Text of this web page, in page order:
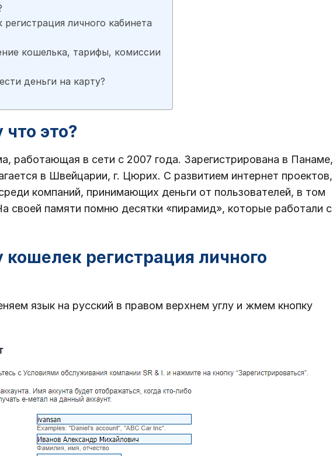
личного кабинета
кошелька, тарифы, комиссии
деньги на карту?
это?
работающая в сети с 2007 года. Зарегистрирована в Панаме,
в Швейцарии, г. Цюрих. С развитием интернет проектов,
компаний, принимающих деньги от пользователей, в том
своей памяти помню десятки «пирамид», которые работали с
кошелек регистрация личного
язык на русский в правом верхнем углу и жмем кнопку